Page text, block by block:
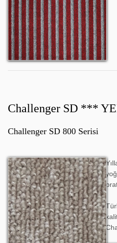
Challenger SD ***
Challenger SD 800 Serisi
Challenger SD 808